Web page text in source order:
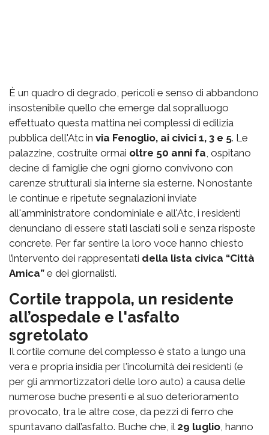
È un quadro di degrado, pericoli e senso di abbandono
insostenibile quello che emerge dal sopralluogo
effettuato questa mattina nei complessi di edilizia
pubblica dell'Atc in via Fenoglio, ai civici 1, 3 e 5. Le
palazzine, costruite ormai oltre 50 anni fa, ospitano
decine di famiglie che ogni giorno convivono con
carenze strutturali sia interne sia esterne. Nonostante
le continue e ripetute segnalazioni inviate
all'amministratore condominiale e all'Atc, i residenti
denunciano di essere stati lasciati soli e senza risposte
concrete. Per far sentire la loro voce hanno chiesto
l’intervento dei rappresentati della lista civica “Città
Amica” e dei giornalisti.
Cortile trappola, un residente
all’ospedale e l'asfalto
sgretolato
Il cortile comune del complesso è stato a lungo una
vera e propria insidia per l'incolumità dei residenti (e
per gli ammortizzatori delle loro auto) a causa delle
numerose buche presenti e al suo deterioramento
provocato, tra le altre cose, da pezzi di ferro che
spuntavano dall’asfalto. Buche che, il 29 luglio, hanno